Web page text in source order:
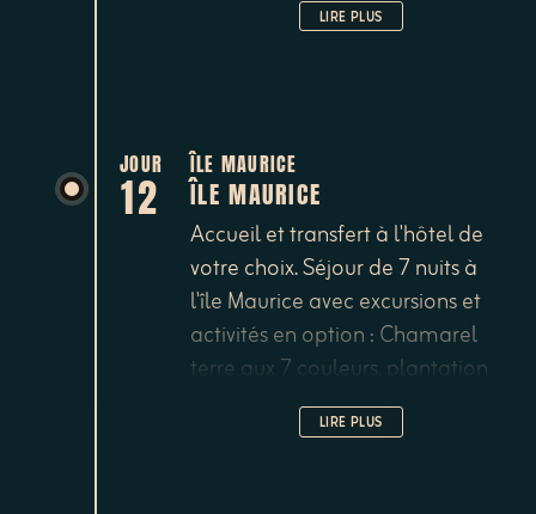
Casela, jardin botanique de
dauphins, blue safari à bord d'un
sous-marin etc...
LIRE PLUS
JOUR
12
ÎLE MAURICE
ÎLE MAURICE
Accueil et transfert à l'hôtel de
votre choix. Séjour de 7 nuits à
l'île Maurice avec excursions et
activités en option : Chamarel
terre aux 7 couleurs, plantation
de thé de Bois Chéri, parc de
Casela, jardin botanique de
LIRE PLUS